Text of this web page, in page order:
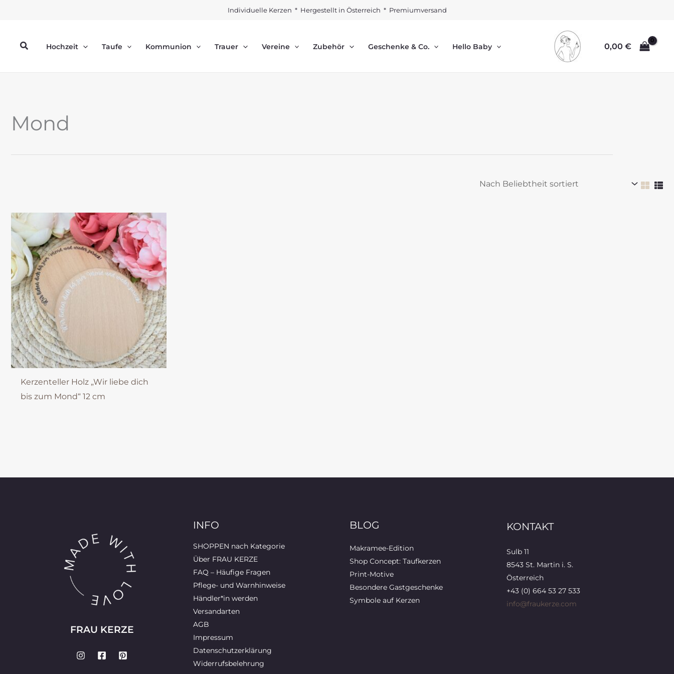
Individuelle Kerzen * Hergestellt in Österreich * Premiumversand
SuchenHochzeit Taufe Kommunion Trauer Vereine Zubehör Geschenke & Co. Hello Baby 0,00 €
Mond
Kerzenteller Holz „Wir liebe dich
bis zum Mond“ 12 cm
FRAU KERZE
INFO
SHOPPEN nach Kategorie
Über FRAU KERZE
FAQ – Häufige Fragen
Pflege- und Warnhinweise
Händler*in werden
Versandarten
AGB
Impressum
Datenschutzerklärung
Widerrufsbelehrung
BLOG
Makramee-Edition
Shop Concept: Taufkerzen
Print-Motive
Besondere Gastgeschenke
Symbole auf Kerzen
KONTAKT
Sulb 11
8543 St. Martin i. S.
Österreich
+43 (0) 664 53 27 533
info@fraukerze.com